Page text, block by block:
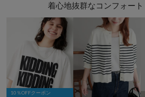
着心地抜群なコンフォート
10％OFFクーポン